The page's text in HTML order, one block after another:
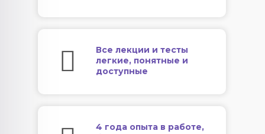
Все лекции и тесты
легкие, понятные и
доступные
4 года опыта в работе,